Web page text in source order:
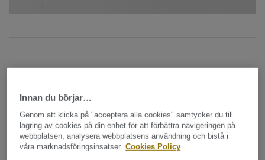
Hela kollektionen - LRV och NCS (1355)
Innan du börjar…
Genom att klicka på "acceptera alla cookies" samtycker du till
lagring av cookies på din enhet för att förbättra navigeringen på
webbplatsen, analysera webbplatsens användning och bistå i
våra marknadsföringsinsatser. Cookies Policy